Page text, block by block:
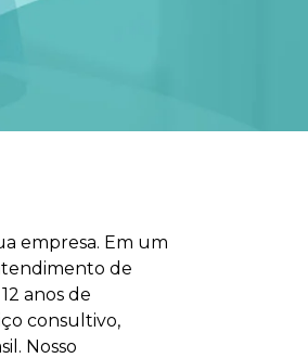
empresa. Em um
de
anos de
consultivo,
Nosso